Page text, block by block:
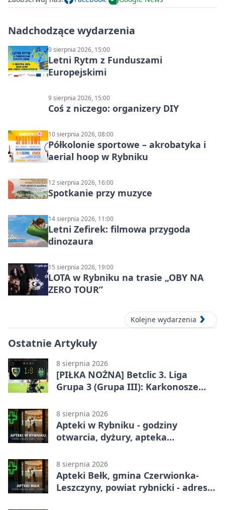
Nadchodzące wydarzenia
9 sierpnia 2026, 15:00
Letni Rytm z Funduszami
Europejskimi
9 sierpnia 2026, 15:00
Coś z niczego: organizery DIY
10 sierpnia 2026, 08:00
Półkolonie sportowe – akrobatyka i
aerial hoop w Rybniku
12 sierpnia 2026, 16:00
Spotkanie przy muzyce
14 sierpnia 2026, 11:00
Letni Zefirek: filmowa przygoda
dinozaura
15 sierpnia 2026, 19:00
LOTA w Rybniku na trasie „OBY NA
ZERO TOUR”
Kolejne wydarzenia
Ostatnie Artykuły
8 sierpnia 2026
[PIŁKA NOŻNA] Betclic 3. Liga
Grupa 3 (Grupa III): Karkonosze
8 sierpnia 2026
Apteki w Rybniku - godziny
otwarcia, dyżury, apteka
8 sierpnia 2026
Apteki Bełk, gmina Czerwionka-
Leszczyny, powiat rybnicki - adresy,